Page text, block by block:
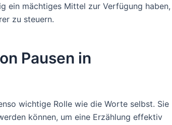
ein mächtiges Mittel zur Verfügung haben,
zu steuern.
Pausen in
wichtige Rolle wie die Worte selbst. Sie
können, um eine Erzählung effektiv